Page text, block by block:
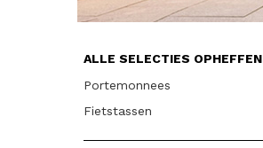
ALLE SELECTIES OPHEFFEN
Portemonnees
Fietstassen